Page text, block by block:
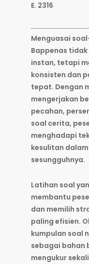
E. 2316
Menguasai
Bappenas
instan, tetapi
konsisten dan
tepat. Dengan
mengerjakan
pecahan,
soal cerita,
menghadapi
kesulitan
sesungguhnya.
Latihan soal
membantu
dan memilih
paling efisien.
kumpulan soal
sebagai bahan
mengukur